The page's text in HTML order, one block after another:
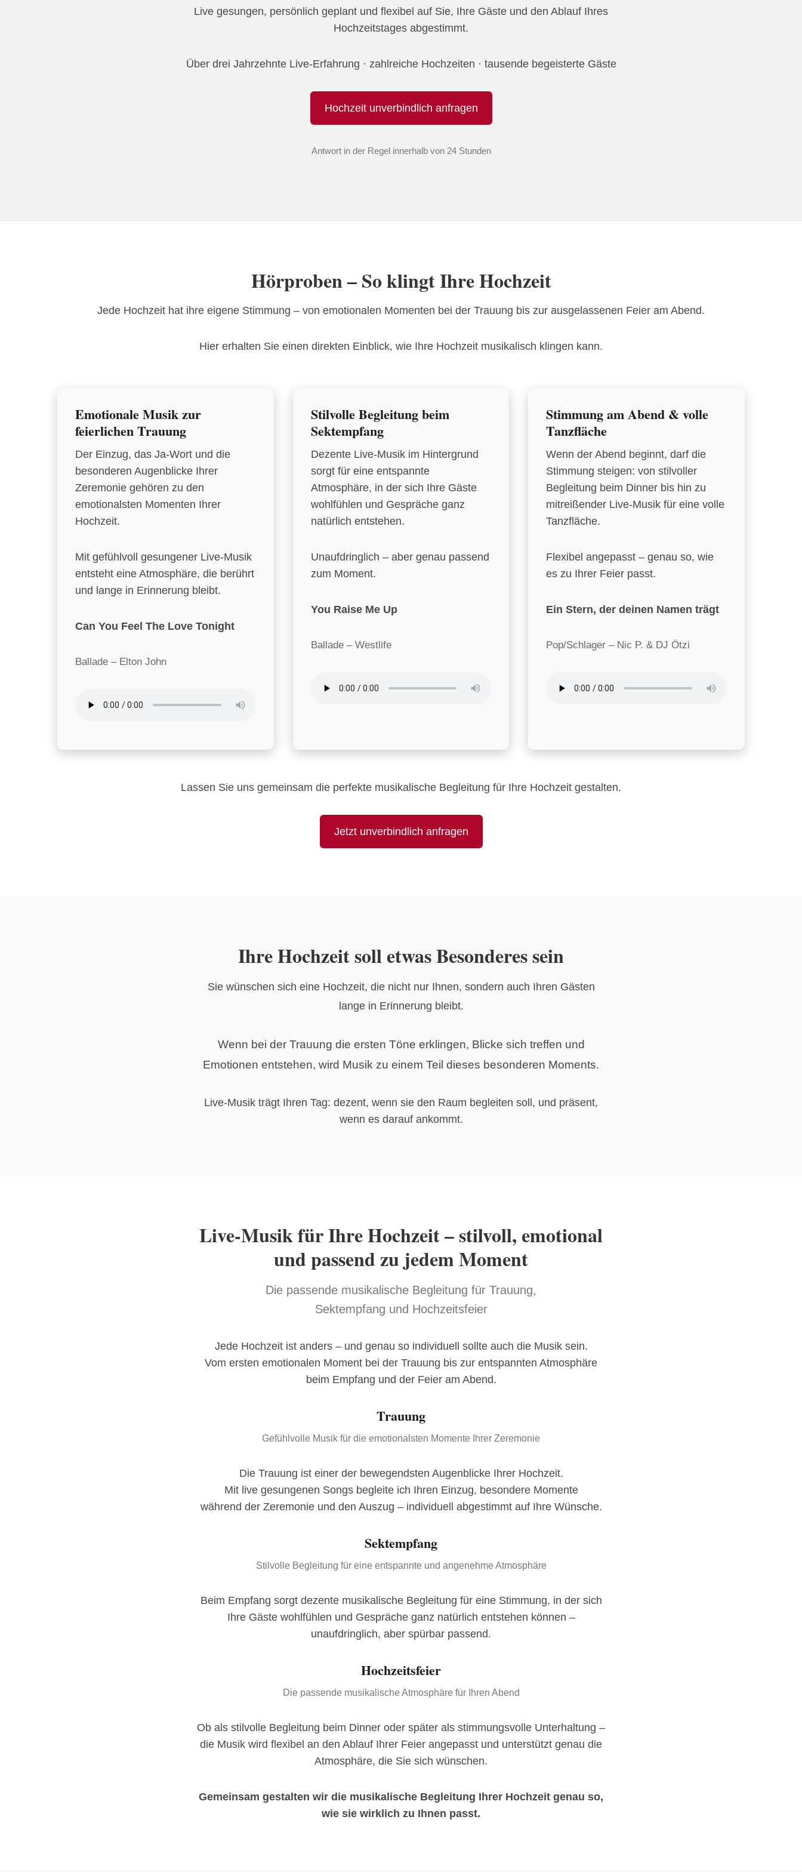
Live gesungen, persönlich geplant und flexibel auf Sie, Ihre Gäste und den Ablauf Ihres
Hochzeitstages abgestimmt.
Über drei Jahrzehnte Live-Erfahrung · zahlreiche Hochzeiten · tausende begeisterte Gäste
Hochzeit unverbindlich anfragen
Antwort in der Regel innerhalb von 24 Stunden
Hörproben – So klingt Ihre Hochzeit
Jede Hochzeit hat ihre eigene Stimmung – von emotionalen Momenten bei der Trauung bis zur ausgelassenen Feier am Abend.
Hier erhalten Sie einen direkten Einblick, wie Ihre Hochzeit musikalisch klingen kann.
Emotionale Musik zur
feierlichen Trauung
Der Einzug, das Ja-Wort und die
besonderen Augenblicke Ihrer
Zeremonie gehören zu den
emotionalsten Momenten Ihrer
Hochzeit.
Mit gefühlvoll gesungener Live-Musik
entsteht eine Atmosphäre, die berührt
und lange in Erinnerung bleibt.
Can You Feel The Love Tonight
Ballade – Elton John
Stilvolle Begleitung beim
Sektempfang
Dezente Live-Musik im Hintergrund
sorgt für eine entspannte
Atmosphäre, in der sich Ihre Gäste
wohlfühlen und Gespräche ganz
natürlich entstehen.
Unaufdringlich – aber genau passend
zum Moment.
You Raise Me Up
Ballade – Westlife
Stimmung am Abend & volle
Tanzfläche
Wenn der Abend beginnt, darf die
Stimmung steigen: von stilvoller
Begleitung beim Dinner bis hin zu
mitreißender Live-Musik für eine volle
Tanzfläche.
Flexibel angepasst – genau so, wie
es zu Ihrer Feier passt.
Ein Stern, der deinen Namen trägt
Pop/Schlager – Nic P. & DJ Ötzi
Lassen Sie uns gemeinsam die perfekte musikalische Begleitung für Ihre Hochzeit gestalten.
Jetzt unverbindlich anfragen
Ihre Hochzeit soll etwas Besonderes sein
Sie wünschen sich eine Hochzeit, die nicht nur Ihnen, sondern auch Ihren Gästen
lange in Erinnerung bleibt.
Wenn bei der Trauung die ersten Töne erklingen, Blicke sich treffen und
Emotionen entstehen, wird Musik zu einem Teil dieses besonderen Moments.
Live-Musik trägt Ihren Tag: dezent, wenn sie den Raum begleiten soll, und präsent,
wenn es darauf ankommt.
Live-Musik für Ihre Hochzeit – stilvoll, emotional
und passend zu jedem Moment
Die passende musikalische Begleitung für Trauung,
Sektempfang und Hochzeitsfeier
Jede Hochzeit ist anders – und genau so individuell sollte auch die Musik sein.
Vom ersten emotionalen Moment bei der Trauung bis zur entspannten Atmosphäre
beim Empfang und der Feier am Abend.
Trauung
Gefühlvolle Musik für die emotionalsten Momente Ihrer Zeremonie
Die Trauung ist einer der bewegendsten Augenblicke Ihrer Hochzeit.
Mit live gesungenen Songs begleite ich Ihren Einzug, besondere Momente
während der Zeremonie und den Auszug – individuell abgestimmt auf Ihre Wünsche.
Sektempfang
Stilvolle Begleitung für eine entspannte und angenehme Atmosphäre
Beim Empfang sorgt dezente musikalische Begleitung für eine Stimmung, in der sich
Ihre Gäste wohlfühlen und Gespräche ganz natürlich entstehen können –
unaufdringlich, aber spürbar passend.
Hochzeitsfeier
Die passende musikalische Atmosphäre für Ihren Abend
Ob als stilvolle Begleitung beim Dinner oder später als stimmungsvolle Unterhaltung –
die Musik wird flexibel an den Ablauf Ihrer Feier angepasst und unterstützt genau die
Atmosphäre, die Sie sich wünschen.
Gemeinsam gestalten wir die musikalische Begleitung Ihrer Hochzeit genau so,
wie sie wirklich zu Ihnen passt.